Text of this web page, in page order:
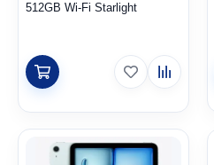
512GB Wi-Fi Starlight